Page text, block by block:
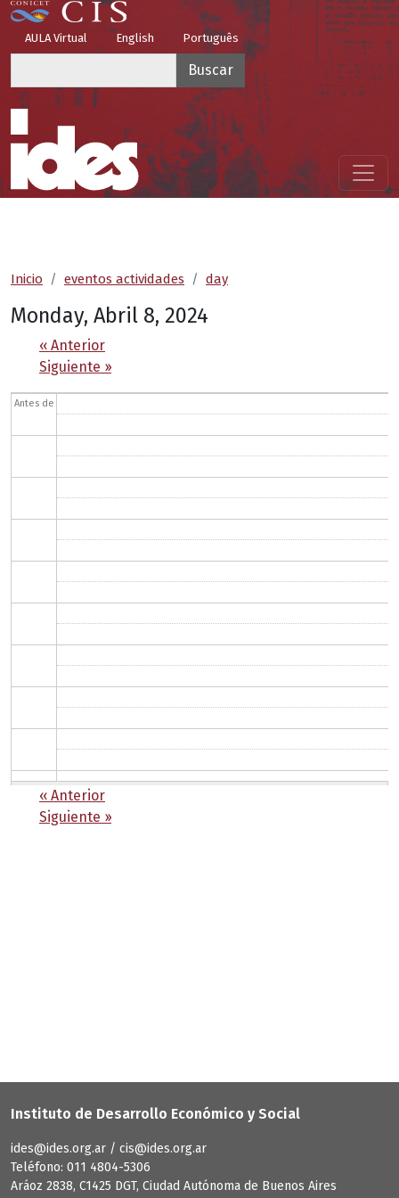
Pasar al contenido principal
Top Menu
AULA Virtual English Português
Menú principal
Inicio eventos actividades day
Monday, Abril 8, 2024
Paginación
‹‹ Anterior
Siguiente ››
Antes de
Paginación
‹‹ Anterior
Siguiente ››
Instituto de Desarrollo Económico y Social
ides@ides.org.ar / cis@ides.org.ar
Teléfono: 011 4804-5306
Aráoz 2838, C1425 DGT, Ciudad Autónoma de Buenos Aires